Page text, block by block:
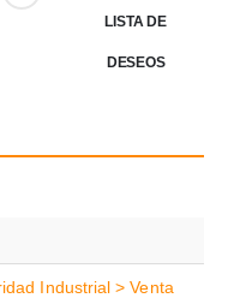
LISTA DE
DESEOS
Industrial > Venta